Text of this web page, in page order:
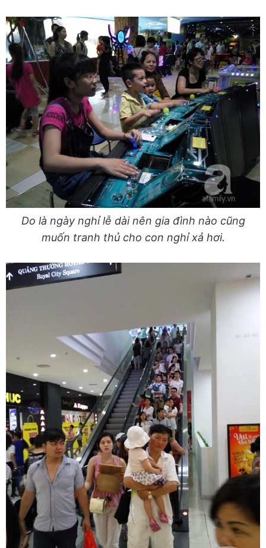
Do là ngày nghỉ lễ dài nên gia đình nào cũng
muốn tranh thủ cho con nghỉ xả hơi.